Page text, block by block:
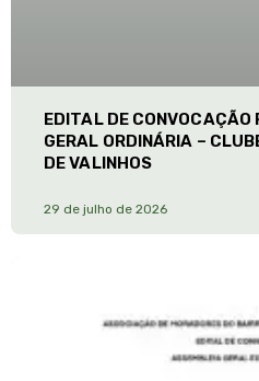
EDITAL DE CONVOCAÇÃO
GERAL ORDINÁRIA –
DE VALINHOS
29 de julho de 2026